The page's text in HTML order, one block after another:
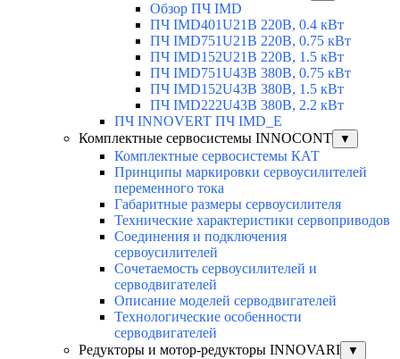
Обзор ПЧ IMD
ПЧ IMD401U21B 220В, 0.4 кВт
ПЧ IMD751U21B 220В, 0.75 кВт
ПЧ IMD152U21B 220В, 1.5 кВт
ПЧ IMD751U43B 380В, 0.75 кВт
ПЧ IMD152U43B 380В, 1.5 кВт
ПЧ IMD222U43B 380В, 2.2 кВт
ПЧ INNOVERT ПЧ IMD_E
Комплектные сервосистемы INNOCONT
▼
Комплектные сервосистемы КАТ
Принципы маркировки сервоусилителей
переменного тока
Габаритные размеры сервоусилителя
Технические характеристики сервоприводов
Соединения и подключения
сервоусилителей
Сочетаемость сервоусилителей и
серводвигателей
Описание моделей серводвигателей
Технологические особенности
серводвигателей
Редукторы и мотор-редукторы INNOVARI
▼